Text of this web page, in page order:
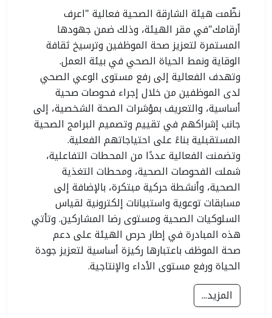
نظّمت هيئة الشارقة الصحية فعالية "اعرف
أرقامك"في مقر الهيئة، وذلك ضمن جهودها
المستمرة لتعزيز صحة الموظفين وترسيخ ثقافة
الوقاية ونمط الحياة الصحي في بيئة العمل.
وتهدف الفعالية إلى رفع مستوى الوعي الصحي
لدى الموظفين من خلال إجراء فحوصات صحية
أساسية، والتعريف بمؤشرات الصحة الشخصية، إلى
جانب إشراكهم في تقييم وتصميم البرامج الصحية
المستقبلية بناءً على احتياجاتهم الفعلية.
وتضمنت الفعالية عددًا من المحطات التفاعلية،
شملت الفحوصات الصحية، ومحطات التغذية
الصحية، وأنشطة حركية مبتكرة، بالإضافة إلى
مسابقات توعوية واستبيانات إلكترونية لقياس
السلوكيات الصحية ومستوى رضا المشاركين. وتأتي
هذه المبادرة في إطار حرص الهيئة على دعم
صحة الموظف باعتبارها ركيزة أساسية لتعزيز جودة
الحياة ورفع مستوى الأداء والإنتاجية.
المزيد...